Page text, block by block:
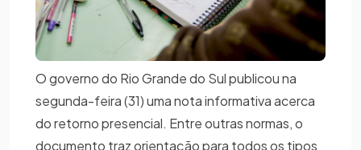
O governo do Rio Grande do Sul publicou na
segunda-feira (31) uma nota informativa acerca
do retorno presencial. Entre outras normas, o
documento traz orientação para todos os tipos